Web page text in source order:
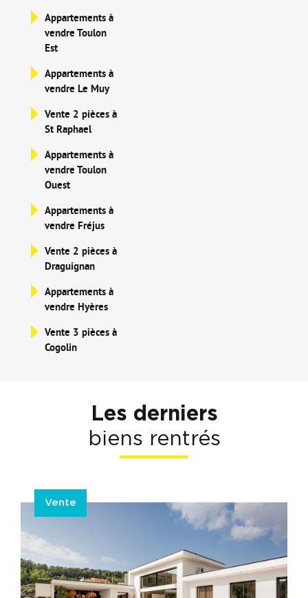
Appartements à
vendre Toulon
Est
Appartements à
vendre Le Muy
Vente 2 pièces à
St Raphael
Appartements à
vendre Toulon
Ouest
Appartements à
vendre Fréjus
Vente 2 pièces à
Draguignan
Appartements à
vendre Hyères
Vente 3 pièces à
Cogolin
Les derniers
biens rentrés
Vente